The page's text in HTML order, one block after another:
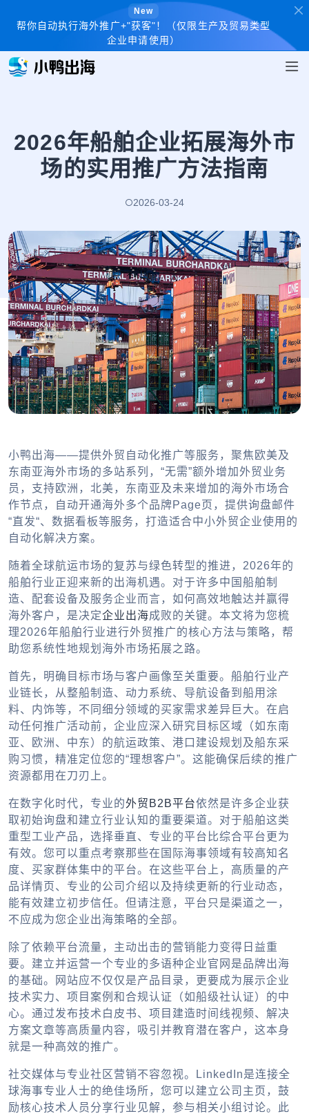
New
帮你自动执行海外推广+"获客"！（仅限生产及贸易类型
企业申请使用）
2026年船舶企业拓展海外市
场的实用推广方法指南
2026-03-24
小鸭出海——提供外贸自动化推广等服务，聚焦欧美及
东南亚海外市场的多站系列，“无需”额外增加外贸业务
员，支持欧洲，北美，东南亚及未来增加的海外市场合
作节点，自动开通海外多个品牌Page页，提供询盘邮件
“直发“、数据看板等服务，打造适合中小外贸企业使用的
自动化解决方案。
随着全球航运市场的复苏与绿色转型的推进，2026年的
船舶行业正迎来新的出海机遇。对于许多中国船舶制
造、配套设备及服务企业而言，如何高效地触达并赢得
海外客户，是决定企业出海成败的关键。本文将为您梳
理2026年船舶行业进行外贸推广的核心方法与策略，帮
助您系统性地规划海外市场拓展之路。
首先，明确目标市场与客户画像至关重要。船舶行业产
业链长，从整船制造、动力系统、导航设备到船用涂
料、内饰等，不同细分领域的买家需求差异巨大。在启
动任何推广活动前，企业应深入研究目标区域（如东南
亚、欧洲、中东）的航运政策、港口建设规划及船东采
购习惯，精准定位您的“理想客户”。这能确保后续的推广
资源都用在刀刃上。
在数字化时代，专业的外贸B2B平台依然是许多企业获
取初始询盘和建立行业认知的重要渠道。对于船舶这类
重型工业产品，选择垂直、专业的平台比综合平台更为
有效。您可以重点考察那些在国际海事领域有较高知名
度、买家群体集中的平台。在这些平台上，高质量的产
品详情页、专业的公司介绍以及持续更新的行业动态，
能有效建立初步信任。但请注意，平台只是渠道之一，
不应成为您企业出海策略的全部。
除了依赖平台流量，主动出击的营销能力变得日益重
要。建立并运营一个专业的多语种企业官网是品牌出海
的基础。网站应不仅仅是产品目录，更要成为展示企业
技术实力、项目案例和合规认证（如船级社认证）的中
心。通过发布技术白皮书、项目建造时间线视频、解决
方案文章等高质量内容，吸引并教育潜在客户，这本身
就是一种高效的推广。
社交媒体与专业社区营销不容忽视。LinkedIn是连接全
球海事专业人士的绝佳场所，您可以建立公司主页，鼓
励核心技术人员分享行业见解，参与相关小组讨论。此